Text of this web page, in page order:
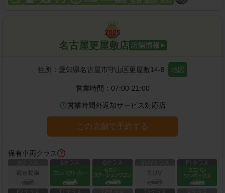
名古屋更屋敷店
住所： 愛知県名古屋市守山区更屋敷14-8 地図
営業時間： 07:00-21:00
営業時間外返却サービス対応店
この店舗で予約する
保有車両クラス